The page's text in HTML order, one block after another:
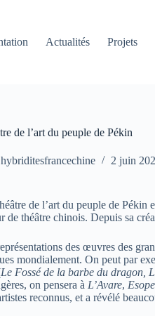
Actualités Projets
de l’art du peuple de Pékin
hybriditesfrancechine 2 juin
de l’art du peuple de Pékin
de théâtre chinois. Depuis sa
des œuvres des
mondialement. On peut par
Le Fossé de la barbe du dragon,
on pensera à L’Avare, Esope
reconnus, et a révélé